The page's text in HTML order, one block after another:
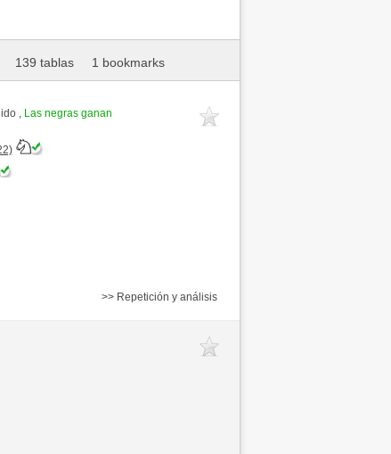
139 tablas 1 bookmarks
, Las negras ganan
>> Repetición y análisis